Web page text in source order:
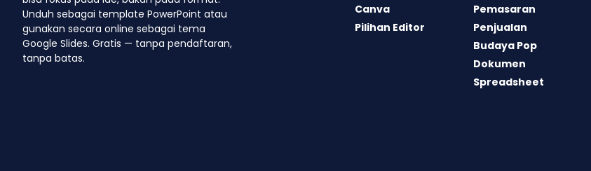
Unduh sebagai template PowerPoint atau
gunakan secara online sebagai tema
Google Slides. Gratis — tanpa pendaftaran,
tanpa batas.
Canva
Pilihan Editor
Pemasaran
Penjualan
Budaya Pop
Dokumen
Spreadsheet